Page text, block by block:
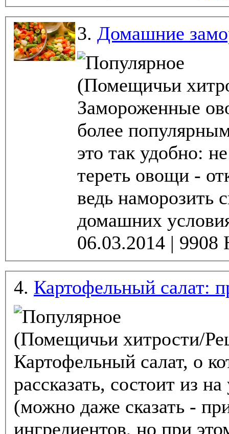
3. Домашние
(Помещичьи
Замороженные
более
это так удобно:
тереть овощи -
ведь наморозить
домашних
4. Картофельный салат:
(Помещичьи хитрости/
Картофельный салат, о
рассказать, состоит из
(можно даже сказать -
ингредиентов, но при